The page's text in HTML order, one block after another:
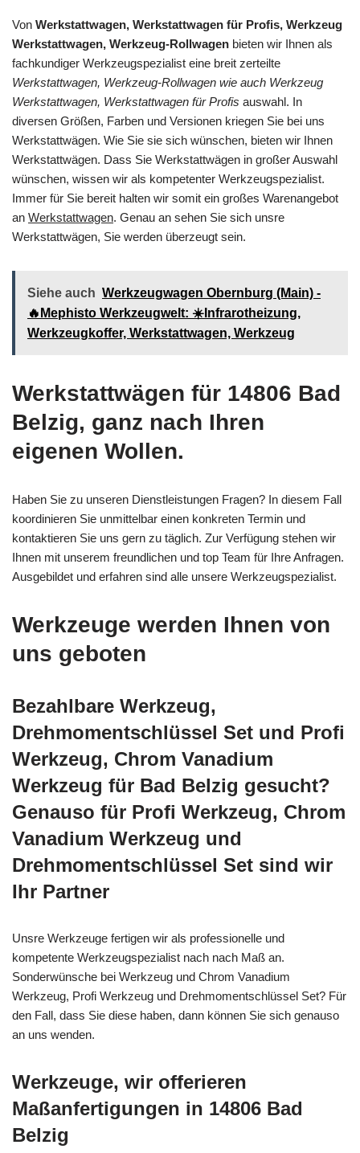
Von Werkstattwagen, Werkstattwagen für Profis, Werkzeug
Werkstattwagen, Werkzeug-Rollwagen bieten wir Ihnen als
fachkundiger Werkzeugspezialist eine breit zerteilte
Werkstattwagen, Werkzeug-Rollwagen wie auch Werkzeug
Werkstattwagen, Werkstattwagen für Profis auswahl. In
diversen Größen, Farben und Versionen kriegen Sie bei uns
Werkstattwägen. Wie Sie sie sich wünschen, bieten wir Ihnen
Werkstattwägen. Dass Sie Werkstattwägen in großer Auswahl
wünschen, wissen wir als kompetenter Werkzeugspezialist.
Immer für Sie bereit halten wir somit ein großes Warenangebot
an Werkstattwagen. Genau an sehen Sie sich unsre
Werkstattwägen, Sie werden überzeugt sein.
Siehe auch Werkzeugwagen Obernburg (Main) -
🔥Mephisto Werkzeugwelt: ☀️Infrarotheizung,
Werkzeugkoffer, Werkstattwagen, Werkzeug
Werkstattwägen für 14806 Bad
Belzig, ganz nach Ihren
eigenen Wollen.
Haben Sie zu unseren Dienstleistungen Fragen? In diesem Fall
koordinieren Sie unmittelbar einen konkreten Termin und
kontaktieren Sie uns gern zu täglich. Zur Verfügung stehen wir
Ihnen mit unserem freundlichen und top Team für Ihre Anfragen.
Ausgebildet und erfahren sind alle unsere Werkzeugspezialist.
Werkzeuge werden Ihnen von
uns geboten
Bezahlbare Werkzeug,
Drehmomentschlüssel Set und Profi
Werkzeug, Chrom Vanadium
Werkzeug für Bad Belzig gesucht?
Genauso für Profi Werkzeug, Chrom
Vanadium Werkzeug und
Drehmomentschlüssel Set sind wir
Ihr Partner
Unsre Werkzeuge fertigen wir als professionelle und
kompetente Werkzeugspezialist nach nach Maß an.
Sonderwünsche bei Werkzeug und Chrom Vanadium
Werkzeug, Profi Werkzeug und Drehmomentschlüssel Set? Für
den Fall, dass Sie diese haben, dann können Sie sich genauso
an uns wenden.
Werkzeuge, wir offerieren
Maßanfertigungen in 14806 Bad
Belzig